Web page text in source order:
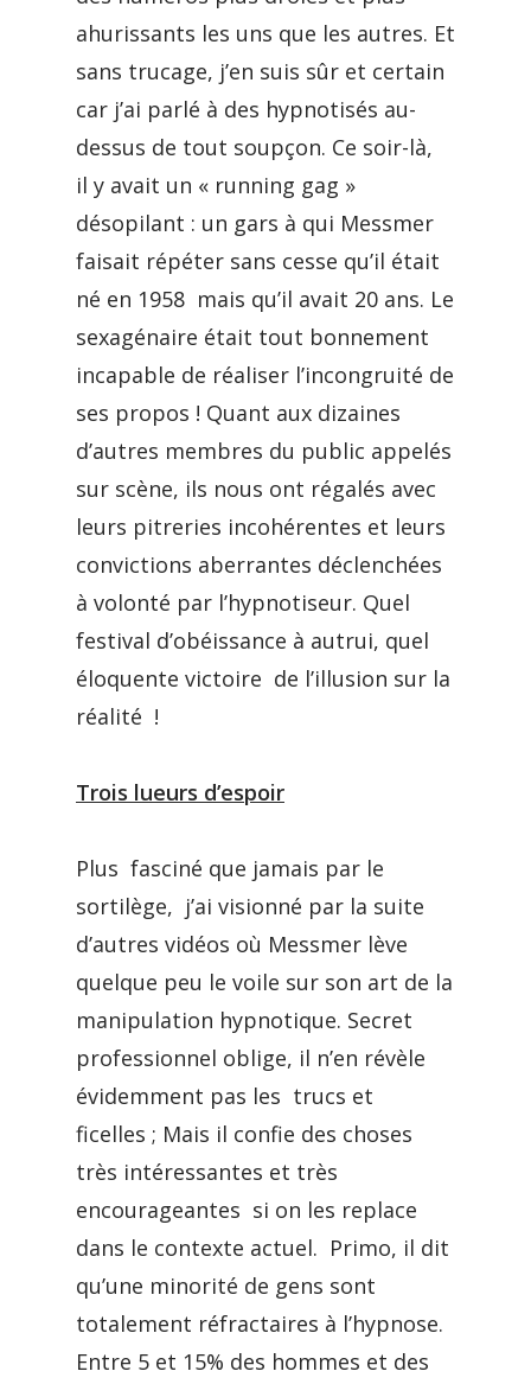
ahurissants les uns que les autres. Et
sans trucage, j’en suis sûr et certain
car j’ai parlé à des hypnotisés au-
dessus de tout soupçon. Ce soir-là,
il y avait un « running gag »
désopilant : un gars à qui Messmer
faisait répéter sans cesse qu’il était
né en 1958 mais qu’il avait 20 ans. Le
sexagénaire était tout bonnement
incapable de réaliser l’incongruité de
ses propos ! Quant aux dizaines
d’autres membres du public appelés
sur scène, ils nous ont régalés avec
leurs pitreries incohérentes et leurs
convictions aberrantes déclenchées
à volonté par l’hypnotiseur. Quel
festival d’obéissance à autrui, quel
éloquente victoire de l’illusion sur la
réalité !
Trois lueurs d’espoir
Plus fasciné que jamais par le
sortilège, j’ai visionné par la suite
d’autres vidéos où Messmer lève
quelque peu le voile sur son art de la
manipulation hypnotique. Secret
professionnel oblige, il n’en révèle
évidemment pas les trucs et
ficelles ; Mais il confie des choses
très intéressantes et très
encourageantes si on les replace
dans le contexte actuel. Primo, il dit
qu’une minorité de gens sont
totalement réfractaires à l’hypnose.
Entre 5 et 15% des hommes et des